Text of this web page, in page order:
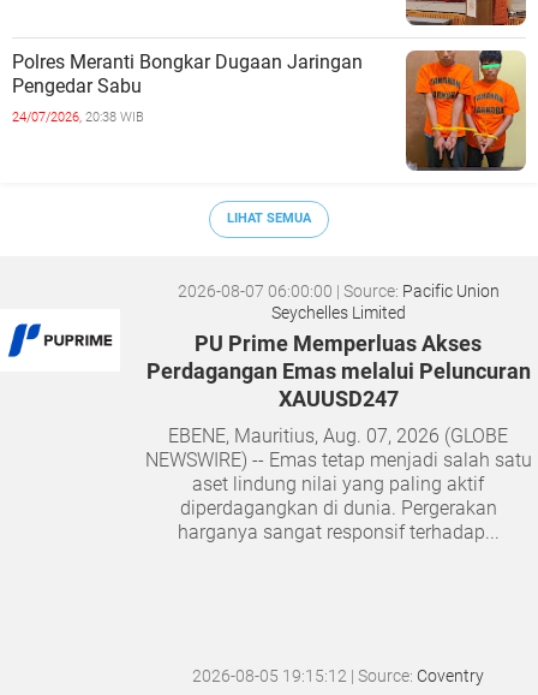
Polres Meranti Bongkar Dugaan Jaringan
Pengedar Sabu
24/07/2026, 20:38 WIB
LIHAT SEMUA
2026-08-07 06:00:00 | Source: Pacific Union
Seychelles Limited
PU Prime Memperluas Akses
Perdagangan Emas melalui Peluncuran
XAUUSD247
EBENE, Mauritius, Aug. 07, 2026 (GLOBE
NEWSWIRE) -- Emas tetap menjadi salah satu
aset lindung nilai yang paling aktif
diperdagangkan di dunia. Pergerakan
harganya sangat responsif terhadap...
2026-08-05 19:15:12 | Source: Coventry